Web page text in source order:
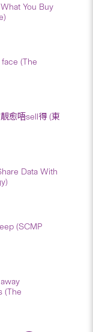
You Buy
(The
愈唔sell得 (東
Data With
(SCMP
(The